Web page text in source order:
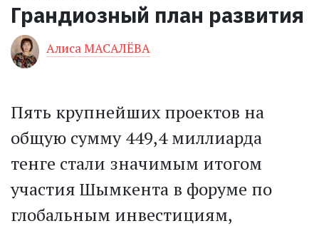
Грандиозный план развития
Алиса МАСАЛЁВА
Пять крупнейших проектов на
общую сумму 449,4 миллиарда
тенге стали значимым итогом
участия Шымкента в форуме по
глобальным инвестициям,